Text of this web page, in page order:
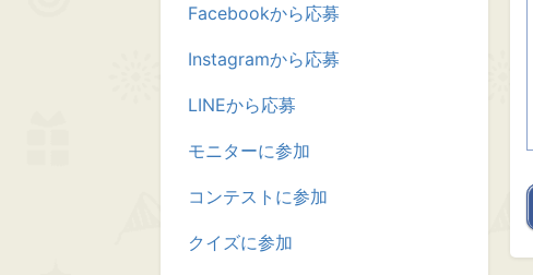
Facebookから応募
Instagramから応募
LINEから応募
モニターに参加
コンテストに参加
クイズに参加